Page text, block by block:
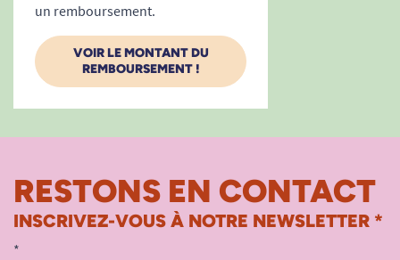
un remboursement.
VOIR LE MONTANT DU
REMBOURSEMENT !
RESTONS EN CONTACT
INSCRIVEZ-VOUS À NOTRE NEWSLETTER *
*